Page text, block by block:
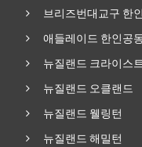
브리즈번대교구 한
애들레이드 한인공
뉴질랜드 크라이스
뉴질랜드 오클랜드
뉴질랜드 웰링턴
뉴질랜드 해밀턴